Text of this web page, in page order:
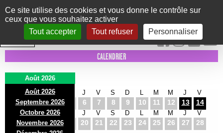
Panneau de gestion des cookies
Ce site utilise des cookies et vous donne le contrôle sur
ceux que vous souhaitez activer
Tout accepter
Tout refuser Personnaliser
Le Marni
CONCERTS DANSE/CIRQUE THÉÂTRE KIDS EXPOS EVENTS
INTRA MUROS
CALENDRIER
Août 2026
Août 2026
Septembre 2026
Octobre 2026
Novembre 2026
D
2
L
3
M
4
J
6
V
7
S
8
D
9 10
M
11
M
12
J
13
V
14
D
16
L
17
M
18
J
20
V
21
S
22
D
23 24
M
25
M
26
J
27
V
28